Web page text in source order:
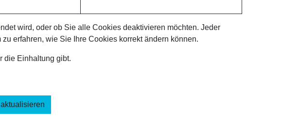
wird, oder ob Sie alle Cookies deaktivieren möchten. Jeder
erfahren, wie Sie Ihre Cookies korrekt ändern können.
die Einhaltung gibt.